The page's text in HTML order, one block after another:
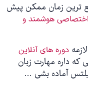
ترین زمان ممکن پیش
اختصاصی هوشمند و
دوره های آنلاین
که داره مهارت زبان
آماده بشی …